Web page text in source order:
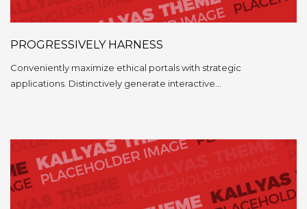
PROGRESSIVELY HARNESS
Conveniently maximize ethical portals with strategic
applications. Distinctively generate interactive…